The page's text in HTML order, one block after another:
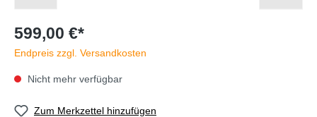
599,00 €*
Endpreis zzgl. Versandkosten
Nicht mehr verfügbar
Zum Merkzettel hinzufügen